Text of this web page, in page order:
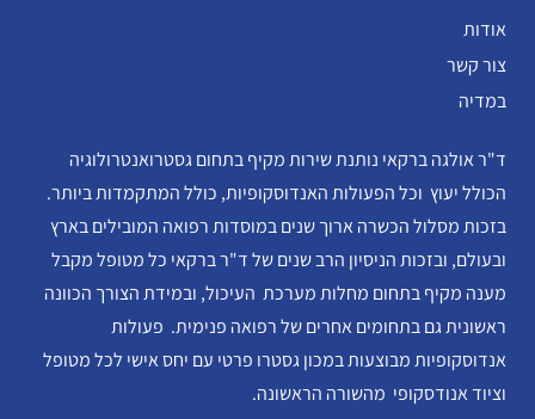
אודות
צור קשר
במדיה
ד"ר אולגה ברקאי נותנת שירות מקיף בתחום גסטרואנטרולוגיה
הכולל יעוץ וכל הפעולות האנדוסקופיות, כולל המתקמדות ביותר.
בזכות מסלול הכשרה ארוך שנים במוסדות רפואה המובילים בארץ
ובעולם, ובזכות הניסיון הרב שנים של ד"ר ברקאי כל מטופל מקבל
מענה מקיף בתחום מחלות מערכת העיכול, ובמידת הצורך הכוונה
ראשונית גם בתחומים אחרים של רפואה פנימית. פעולות
אנדוסקופיות מבוצעות במכון גסטרו פרטי עם יחס אישי לכל מטופל
וציוד אנודסקופי מהשורה הראשונה.